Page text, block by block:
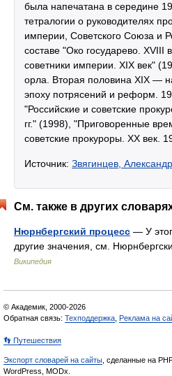
была напечатана в середине
тетралогии о руководителях
империи, Советского Союза и
составе "Око государево. XVIII
советники империи. XIX век"
орла. Вторая половина XIX —
эпоху потрясений и реформ.
"Российские и советские
гг." (1998), "Приговоренные
советские прокуроры. XX век.
Источник: Звягинцев,
См. также в других
Нюрнбергский процесс — У
другие значения, см.
Википедия
© Академик, 2000-2026
Обратная связь: Техподдержка Реклама на
👣 Путешествия
Экспорт словарей на сайты , сделанные на
WordPress, MODx.